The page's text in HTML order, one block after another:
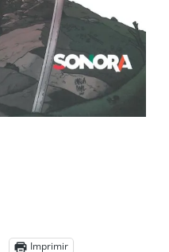
Imprimir